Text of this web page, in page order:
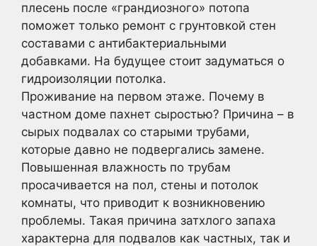
плесень после «грандиозного» потопа
поможет только ремонт с грунтовкой стен
составами с антибактериальными
добавками. На будущее стоит задуматься о
гидроизоляции потолка.
Проживание на первом этаже. Почему в
частном доме пахнет сыростью? Причина – в
сырых подвалах со старыми трубами,
которые давно не подвергались замене.
Повышенная влажность по трубам
просачивается на пол, стены и потолок
комнаты, что приводит к возникновению
проблемы. Такая причина затхлого запаха
характерна для подвалов как частных, так и